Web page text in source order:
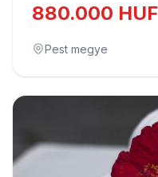
880.000 HUF
Pest megye